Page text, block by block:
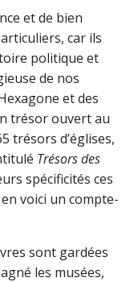
et de bien
car ils
politique et
de nos
et des
trésor ouvert au
trésors d’églises,
Trésors des
spécificités ces
voici un compte-
sont gardées
les musées,